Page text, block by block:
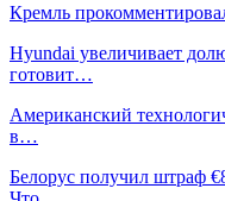
Кремль
Hyundai увеличивает
готовит…
Американский
в…
Белорус получил штраф